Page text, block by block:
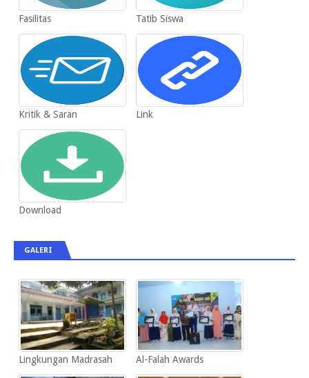
Fasilitas Tatib Siswa
Kritik & Saran Link
Download
GALERI
Lingkungan Madrasah Al-Falah Awards